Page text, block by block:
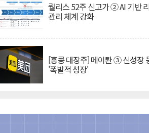
퀄리스 52주 신고가 ② AI 기반
관리 체계 강화
[홍콩 대장주] 메이퇀 ③ 신성장
'폭발적 성장'